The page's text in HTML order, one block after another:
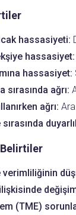
hassasiyeti:
hassasiyet:
hassasiyet:
sırasında ağrı:
ağrı:
verimliliğinin
(TME)